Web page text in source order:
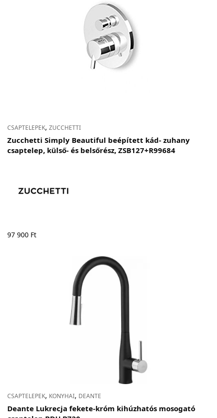
CSAPTELEPEK, ZUCCHETTI
Zucchetti Simply Beautiful beépített kád- zuhany
csaptelep, külső- és belsőrész, ZSB127+R99684
97 900 Ft
CSAPTELEPEK, KONYHAI, DEANTE
Deante Lukrecja fekete-króm kihúzhatós mosogató